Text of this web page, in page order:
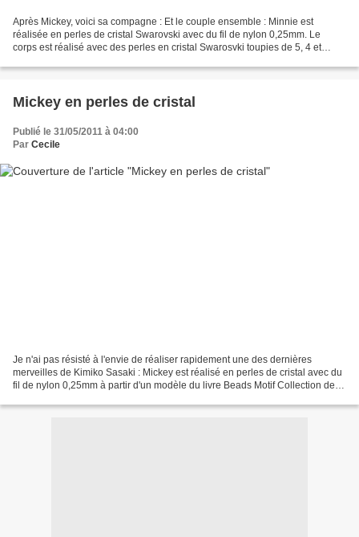
Après Mickey, voici sa compagne : Et le couple ensemble : Minnie est
réalisée en perles de cristal Swarovski avec du fil de nylon 0,25mm. Le
corps est réalisé avec des perles en cristal Swarosvki toupies de 5, 4 et
Mickey en perles de cristal
Publié le 31/05/2011 à 04:00
Par Cecile
Je n'ai pas résisté à l'envie de réaliser rapidement une des dernières
merveilles de Kimiko Sasaki : Mickey est réalisé en perles de cristal avec du
fil de nylon 0,25mm à partir d'un modèle du livre Beads Motif Collection de